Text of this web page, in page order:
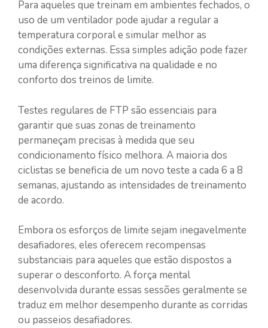
Para aqueles que treinam em ambientes fechados, o
uso de um ventilador pode ajudar a regular a
temperatura corporal e simular melhor as
condições externas. Essa simples adição pode fazer
uma diferença significativa na qualidade e no
conforto dos treinos de limite.
Testes regulares de FTP são essenciais para
garantir que suas zonas de treinamento
permaneçam precisas à medida que seu
condicionamento físico melhora. A maioria dos
ciclistas se beneficia de um novo teste a cada 6 a 8
semanas, ajustando as intensidades de treinamento
de acordo.
Embora os esforços de limite sejam inegavelmente
desafiadores, eles oferecem recompensas
substanciais para aqueles que estão dispostos a
superar o desconforto. A força mental
desenvolvida durante essas sessões geralmente se
traduz em melhor desempenho durante as corridas
ou passeios desafiadores.